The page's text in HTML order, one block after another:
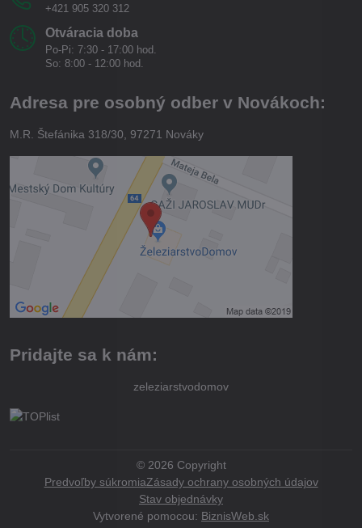
+421 905 320 312
Otváracia doba
Po-Pi: 7:30 - 17:00 hod.
So: 8:00 - 12:00 hod.
Adresa pre osobný odber v Novákoch:
M.R. Štefánika 318/30, 97271 Nováky
Pridajte sa k nám:
zeleziarstvodomov
© 2026 Copyright
Predvoľby súkromiaZásady ochrany osobných údajov
Stav objednávky
Vytvorené pomocou: BiznisWeb.sk